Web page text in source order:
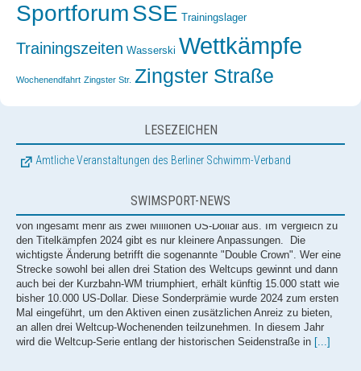
SportforumSSE Trainingslager
Trainingszeiten Wasserski Wettkämpfe
Wochenendfahrt Zingster Str. Zingster Straße
LESEZEICHEN
Amtliche Veranstaltungen des Berliner Schwimm-Verband
SWIMSPORT-NEWS
Mehr als zwei Millionen US-Dollar Preisgelder für Kurzbahn-WM 2026
Der Weltverband World Aquatics schüttet bei den Kurzbahn-
Weltmeisterschaften Ende des Jahres in Peking erneut Preisgelder
den Titelkämpfen 2024 gibt es nur kleinere Anpassungen. Die
wichtigste Änderung betrifft die sogenannte "Double Crown". Wer eine
Strecke sowohl bei allen drei Station des Weltcups gewinnt und dann
Mal eingeführt, um den Aktiven einen zusätzlichen Anreiz zu bieten,
wird die Weltcup-Serie entlang der historischen Seidenstraße in
Doppelgold auch für Taddeucci | Ackermann bei EM-Debüt Dreizehnte
NEWS zur Schwimm-EM 2026 powered by Speedo Auch Ginevra
Taddeucci drückt den Freiwasser-Wettbewerben bei den
Europameisterschaften in Paris weiterhin ihren Stempel auf! Wie
schon Florian Wellbrock feierte auch die Italienerin im 5km Rennen
bereits ihren zweiten EM-Triumph im zweiten Rennen. Nach 1:02:31,2